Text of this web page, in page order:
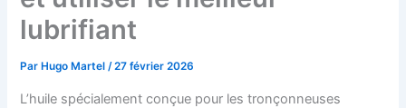
lubrifiant
Par Hugo Martel/27 février 2026
L’huile spécialement conçue pour les tronçonneuses